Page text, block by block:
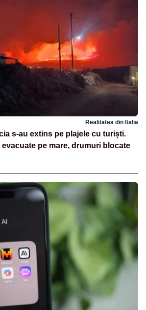
Realitatea din Italia
s-au extins pe plajele cu turiști.
pe mare, drumuri blocate